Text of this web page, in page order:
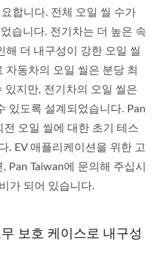
합니다. 전체 오일 씰 수가
습니다. 전기차는 더 높은 속
해 더 내구성이 강한 오일 씰
자동차의 오일 씰은 분당 최
있지만, 전기차의 오일 씰은
있도록 설계되었습니다. Pan
오일 씰에 대한 초기 테스
. EV 애플리케이션을 위한 고
Pan Taiwan에 문의해 주십시
가 되어 있습니다.
보호 케이스로 내구성